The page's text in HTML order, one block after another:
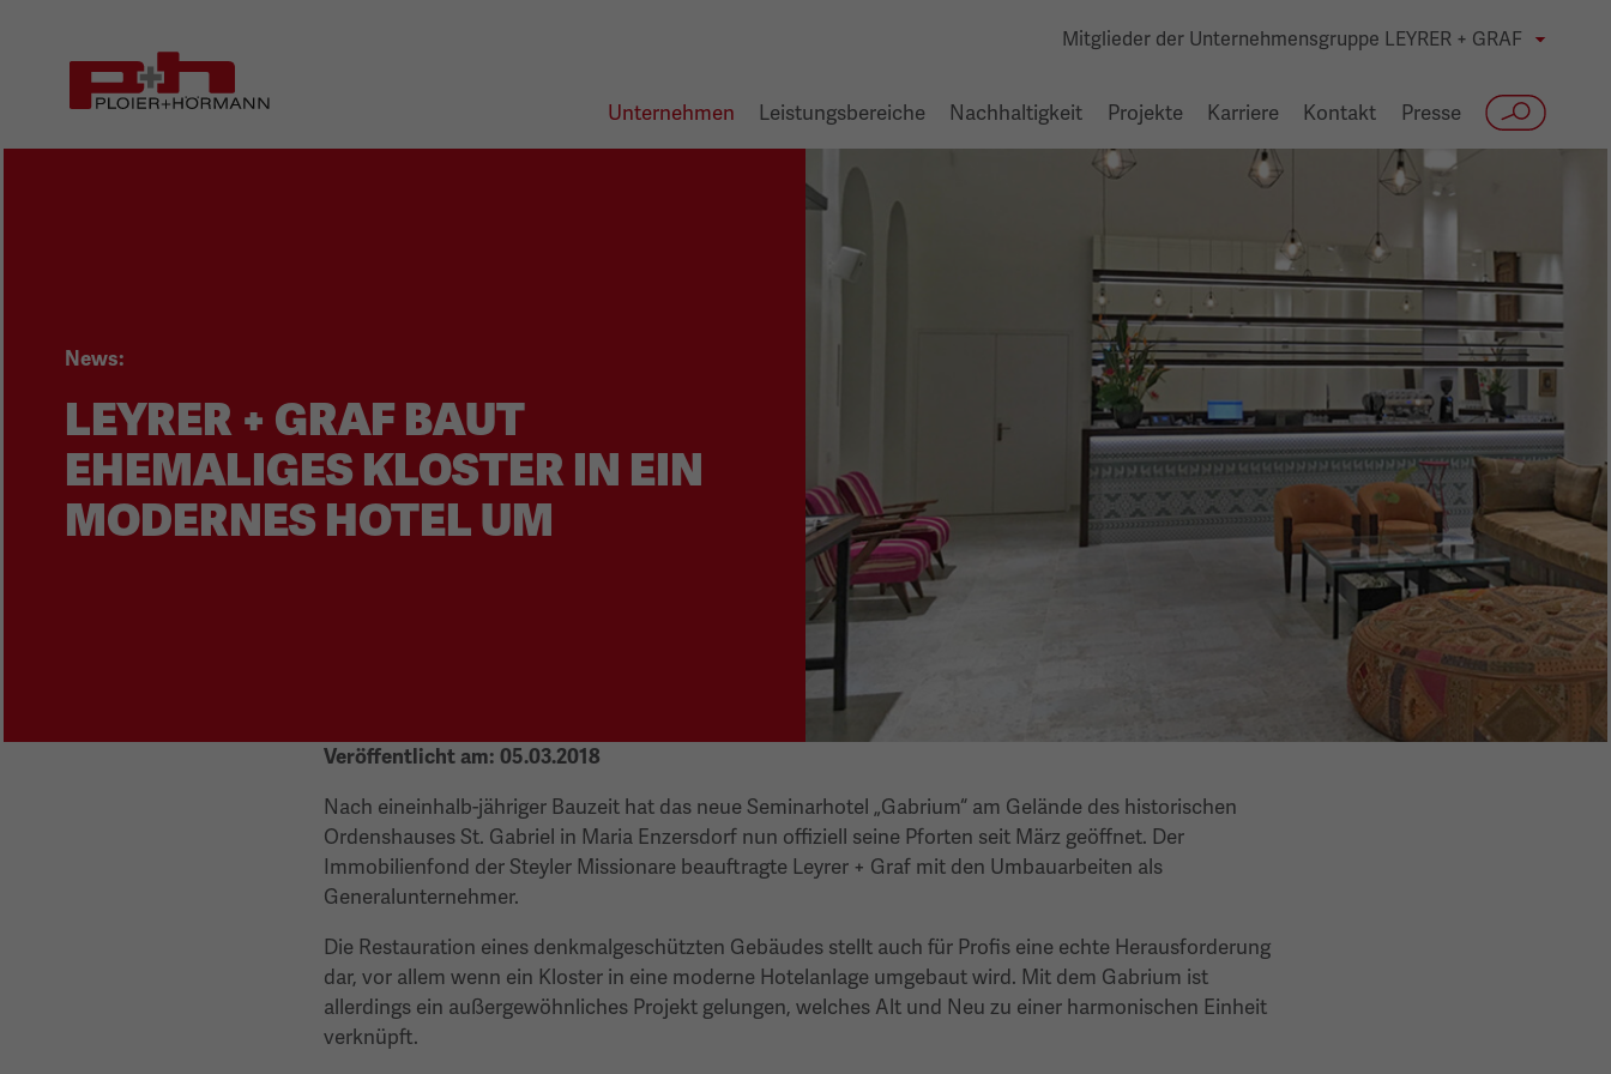
Seiteninhalt
Hauptnavigation
Mitglieder der Unternehmensgruppe LEYRER + GRAF
Unternehmen Leistungsbereiche Nachhaltigkeit Projekte Karriere Kontakt Presse Suche
News:
LEYRER + GRAF BAUT
EHEMALIGES KLOSTER IN EIN
MODERNES HOTEL UM
Veröffentlicht am:05.03.2018
Nach eineinhalb-jähriger Bauzeit hat das neue Seminarhotel „Gabrium“ am Gelände des historischen
Ordenshauses St. Gabriel in Maria Enzersdorf nun offiziell seine Pforten seit März geöffnet. Der
Immobilienfond der Steyler Missionare beauftragte Leyrer + Graf mit den Umbauarbeiten als
Generalunternehmer.
Die Restauration eines denkmalgeschützten Gebäudes stellt auch für Profis eine echte Herausforderung
dar, vor allem wenn ein Kloster in eine moderne Hotelanlage umgebaut wird. Mit dem Gabrium ist
allerdings ein außergewöhnliches Projekt gelungen, welches Alt und Neu zu einer harmonischen Einheit
verknüpft.